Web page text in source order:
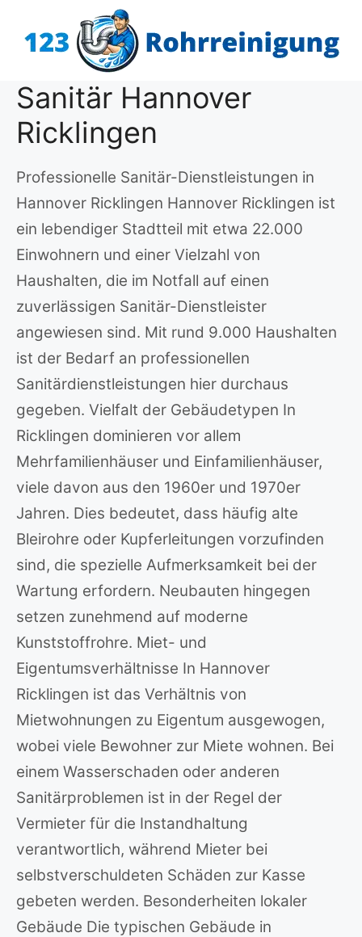
Inhalt
Sanitär Hannover
Ricklingen
Professionelle Sanitär-Dienstleistungen in
Hannover Ricklingen Hannover Ricklingen ist
ein lebendiger Stadtteil mit etwa 22.000
Einwohnern und einer Vielzahl von
Haushalten, die im Notfall auf einen
zuverlässigen Sanitär-Dienstleister
angewiesen sind. Mit rund 9.000 Haushalten
ist der Bedarf an professionellen
Sanitärdienstleistungen hier durchaus
gegeben. Vielfalt der Gebäudetypen In
Ricklingen dominieren vor allem
Mehrfamilienhäuser und Einfamilienhäuser,
viele davon aus den 1960er und 1970er
Jahren. Dies bedeutet, dass häufig alte
Bleirohre oder Kupferleitungen vorzufinden
sind, die spezielle Aufmerksamkeit bei der
Wartung erfordern. Neubauten hingegen
setzen zunehmend auf moderne
Kunststoffrohre. Miet- und
Eigentumsverhältnisse In Hannover
Ricklingen ist das Verhältnis von
Mietwohnungen zu Eigentum ausgewogen,
wobei viele Bewohner zur Miete wohnen. Bei
einem Wasserschaden oder anderen
Sanitärproblemen ist in der Regel der
Vermieter für die Instandhaltung
verantwortlich, während Mieter bei
selbstverschuldeten Schäden zur Kasse
gebeten werden. Besonderheiten lokaler
Gebäude Die typischen Gebäude in